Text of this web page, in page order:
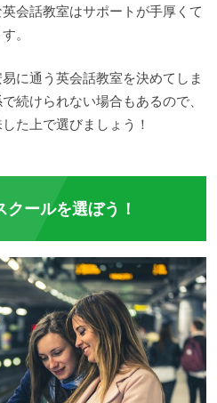
会話教室はサポートが手厚くて
。
に通う英会話教室を決めてしま
続けられない場合もあるので、
た上で選びましょう！
ールを選ぼう！